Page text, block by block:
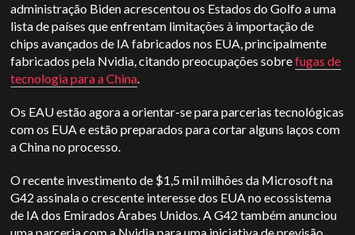
administração Biden acrescentou os Estados do Golfo a uma
lista de países que enfrentam limitações à importação de
chips avançados de IA fabricados nos EUA, principalmente
fabricados pela Nvidia, citando preocupações sobrefugas de
tecnologia para a China.
Os EAU estão agora a orientar-se para parcerias tecnológicas
com os EUA e estão preparados para cortar alguns laços com
a China no processo.
O recente investimento de $1,5 mil milhões da Microsoft na
G42 assinala o crescente interesse dos EUA no ecossistema
de IA dos Emirados Árabes Unidos. A G42 também anunciou